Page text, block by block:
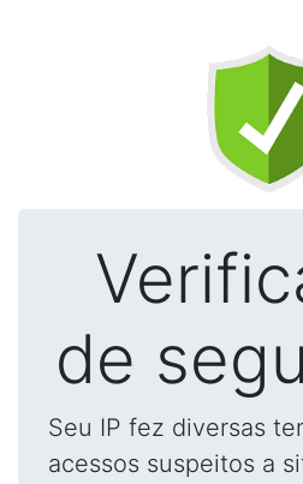
de
Seu IP fez diversas
acessos suspeitos a